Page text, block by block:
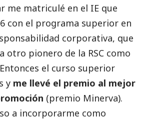
me matriculé en el IE que
con el programa superior en
corporativa, que
otro pionero de la RSC como
el curso superior
y me llevé el premio al mejor
(premio Minerva).
a incorporarme como